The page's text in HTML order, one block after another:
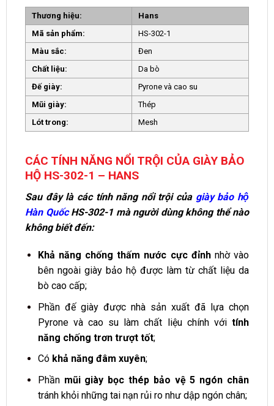
Thương hiệu:
Hans
Mã sản phẩm:
HS-302-1
Màu sắc:
Đen
Chất liệu:
Da bò
Đế giày:
Pyrone và cao su
Mũi giày:
Thép
Lót trong:
Mesh
CÁC TÍNH NĂNG NỔI TRỘI CỦA GIÀY BẢO
HỘ HS-302-1 – HANS
Sau đây là các tính năng nổi trội của giày bảo hộ
Hàn QuốcHS-302-1 mà người dùng không thể nào
không biết đến:
Khả năng chống thấm nước cực đỉnhnhờ vào
bên ngoài giày bảo hộ được làm từ chất liệu da
bò cao cấp;
Phần đế giày được nhà sản xuất đã lựa chọn
Pyrone và cao su làm chất liệu chính với tính
năng chống trơn trượt tốt;
Có khả năng đâm xuyên;
Phầnmũi giày bọc thép bảo vệ 5 ngón chân
tránh khỏi những tai nạn rủi ro như dập ngón chân;